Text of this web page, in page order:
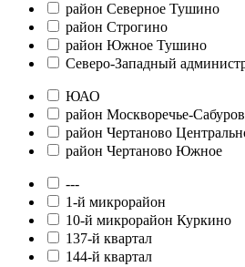
район Северное Тушино
район Строгино
район Южное Тушино
Северо-Западный
ЮАО
район Москворечье-
район Чертаново
район Чертаново Южное
---
1-й микрорайон
10-й микрорайон Куркино
137-й квартал
144-й квартал